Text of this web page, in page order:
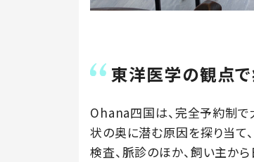
東洋医学の観点
Ohana四国は、完全予約制で
状の奥に潜む原因を探り当て
検査、脈診のほか、飼い主か